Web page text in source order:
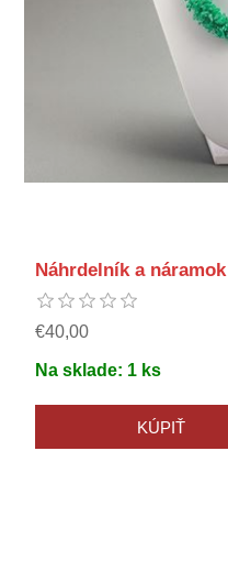
Náhrdelník a náramok
€40,00
Na sklade: 1 ks